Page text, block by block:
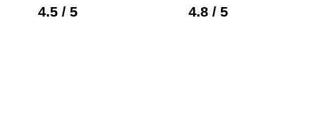
4.5 / 5
4.8 / 5